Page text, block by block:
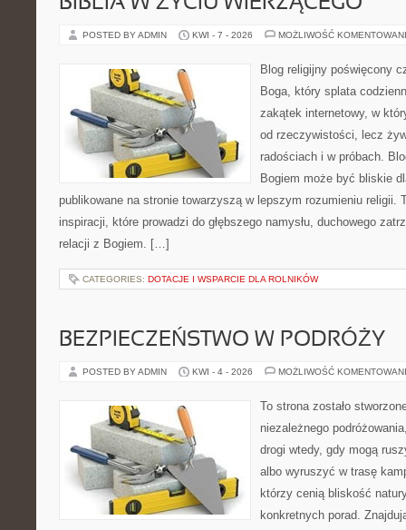
POSTED BY ADMIN KWI - 7 - 2026 MOŻLIWOŚĆ
Blog religijny poświęcony
Boga, który splata
zakątek internetowy, w
od rzeczywistości, lecz
radościach i w próbach.
Bogiem może być bliskie
publikowane na stronie towarzyszą w lepszym rozumieniu religii.
inspiracji, które prowadzi do głębszego namysłu, duchowego
relacji z Bogiem. […]
CATEGORIES: DOTACJE I WSPARCIE DLA ROLNIKÓW
BEZPIECZEŃSTWO W PODRÓŻY
POSTED BY ADMIN KWI - 4 - 2026 MOŻLIWOŚĆ
To strona zostało
niezależnego
drogi wtedy, gdy mogą
albo wyruszyć w trasę
którzy cenią bliskość
konkretnych porad.